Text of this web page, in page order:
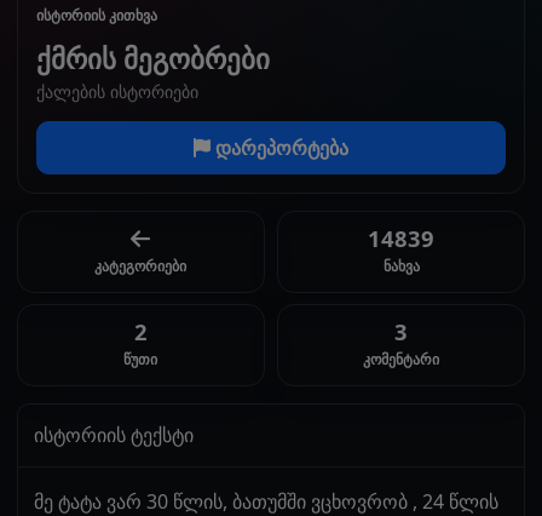
ისტორიის კითხვა
ქმრის მეგობრები
ქალების ისტორიები
დარეპორტება
კატეგორიები
14839
ნახვა
2
წუთი
3
კომენტარი
ისტორიის ტექსტი
მე ტატა ვარ 30 წლის, ბათუმში ვცხოვრობ , 24 წლის